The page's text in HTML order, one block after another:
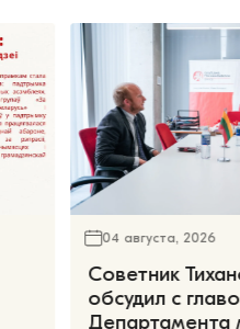
04 августа, 2026
Советник
обсудил с
Департамента